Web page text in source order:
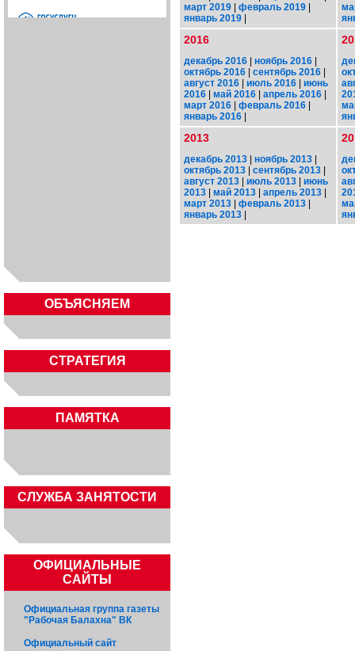
ОБЪЯСНЯЕМ
СТРАТЕГИЯ
ПАМЯТКА
CЛУЖБА ЗАНЯТОСТИ
ОФИЦИАЛЬНЫЕ
САЙТЫ
Официальная группа газеты
"Рабочая Балахна" ВК
Официальный сайт
март 2019 | февраль 2019 |
январь 2019 |
2016
декабрь 2016 | ноябрь 2016 |
октябрь 2016 | сентябрь 2016 |
август 2016 | июль 2016 | июнь
2016 | май 2016 | апрель 2016 |
март 2016 | февраль 2016 |
январь 2016 |
2013
декабрь 2013 | ноябрь 2013 |
октябрь 2013 | сентябрь 2013 |
август 2013 | июль 2013 | июнь
2013 | май 2013 | апрель 2013 |
март 2013 | февраль 2013 |
январь 2013 |